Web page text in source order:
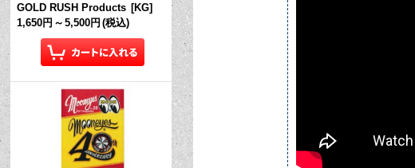
GOLD RUSH Products [KG]
1,650円 ～ 5,500円 (税込)